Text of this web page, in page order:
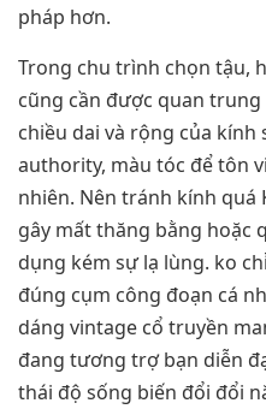
pháp hơn.
Trong chu trình chọn tậu,
cũng cần được quan
chiều dai và rộng của kính
authority, màu tóc để tôn
nhiên. Nên tránh kính quá
gây mất thăng bằng hoặc
dụng kém sự lạ lùng. ko
đúng cụm công đoạn cá
dáng vintage cổ truyền
đang tương trợ bạn diễn
thái độ sống biến đổi đổi